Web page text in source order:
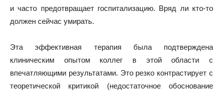
и часто предотвращает госпитализацию. Вряд ли кто-то
должен сейчас умирать.
Эта эффективная терапия была подтверждена
клиническим опытом коллег в этой области с
впечатляющими результатами. Это резко контрастирует с
теоретической критикой (недостаточное обоснование